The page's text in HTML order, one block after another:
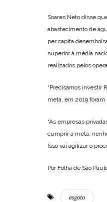
Soares Neto disse
abastecimento de
per capita
superior à média
realizados pelos
“Precisamos investir
meta, em 2019 foram
“As empresas
cumprir a meta,
Isso vai agilizar o
Por Folha de São
esgoto